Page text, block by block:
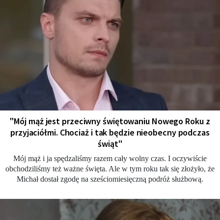
"Mój mąż jest przeciwny świętowaniu Nowego Roku z
przyjaciółmi. Chociaż i tak będzie nieobecny podczas
świąt"
Mój mąż i ja spędzaliśmy razem cały wolny czas. I oczywiście
obchodziliśmy też ważne święta. Ale w tym roku tak się złożyło, że
Michał dostał zgodę na sześciomiesięczną podróż służbową.